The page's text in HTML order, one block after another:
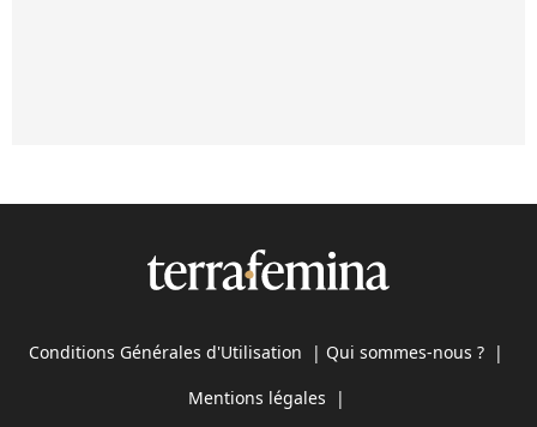
Conditions Générales d'Utilisation | Qui sommes-nous ? |
Mentions légales |